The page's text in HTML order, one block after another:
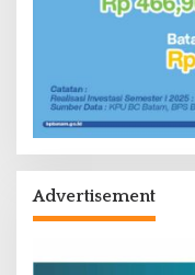
Advertisement